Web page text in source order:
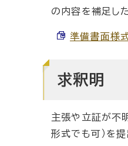
の内容を補足し
準備書面様
求釈明
主張や立証が不
形式でも可）を提